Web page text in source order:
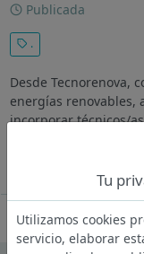
Publicada
.
Desde Tecnorenova,
energías renovables,
incorporar técnicos/
experiencia en el
Tu
Utilizamos cookies
servicio, elaborar